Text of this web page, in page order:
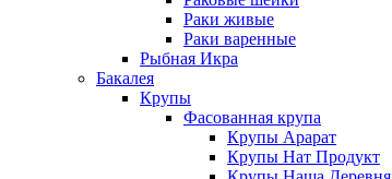
Раки живые
Раки варенные
Рыбная Икра
Бакалея
Крупы
Фасованная крупа
Крупы Арарат
Крупы Нат Продукт